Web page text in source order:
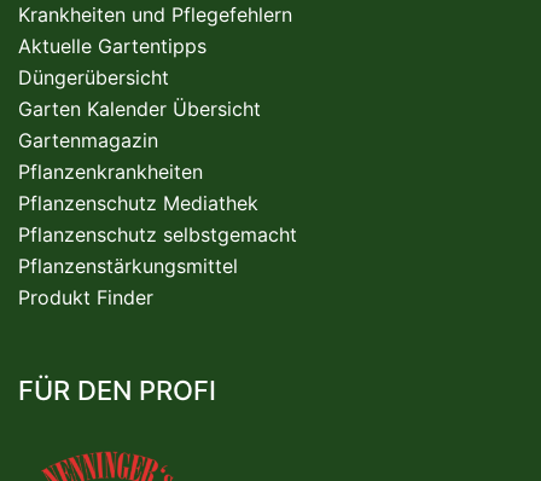
Krankheiten und Pflegefehlern
Aktuelle Gartentipps
Düngerübersicht
Garten Kalender Übersicht
Gartenmagazin
Pflanzenkrankheiten
Pflanzenschutz Mediathek
Pflanzenschutz selbstgemacht
Pflanzenstärkungsmittel
Produkt Finder
FÜR DEN PROFI